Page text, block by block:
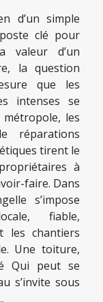
d’un simple
clé pour
valeur d’un
la question
que les
intenses se
les
réparations
tirent le
à
faire. Dans
s’impose
fiable,
les chantiers
Une toiture,
Qui peut se
s’invite sous